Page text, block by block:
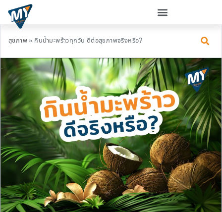
สุขภาพ» กินน้ำมะพร้าวทุกวัน ดีต่อสุขภาพจริงหรือ?